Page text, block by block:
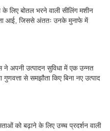
लिए बोतल भरने वाली सीलिंग मशीन
आई, जिससे अंततः उनके मुनाफे में
ने अपनी उत्पादन सुविधा में एक उन्नत
से समझौता किए बिना नए उत्पाद
को बढ़ाने के लिए उच्च प्रदर्शन वाली